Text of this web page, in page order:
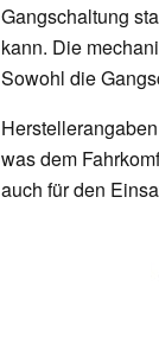
Gangschaltung
kann. Die
Sowohl die
was dem
auch für den